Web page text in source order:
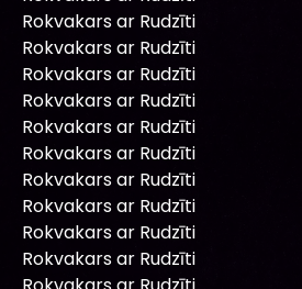
Rokvakars ar Rudzīti
Rokvakars ar Rudzīti
Rokvakars ar Rudzīti
Rokvakars ar Rudzīti
Rokvakars ar Rudzīti
Rokvakars ar Rudzīti
Rokvakars ar Rudzīti
Rokvakars ar Rudzīti
Rokvakars ar Rudzīti
Rokvakars ar Rudzīti